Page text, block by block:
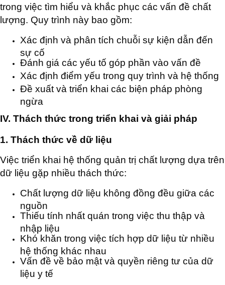
trong việc tìm hiểu và khắc phục các vấn đề chất
lượng. Quy trình này bao gồm:
Xác định và phân tích chuỗi sự kiện dẫn đến
sự cố
Đánh giá các yếu tố góp phần vào vấn đề
Xác định điểm yếu trong quy trình và hệ thống
Đề xuất và triển khai các biện pháp phòng
ngừa
IV. Thách thức trong triển khai và giải pháp
1. Thách thức về dữ liệu
Việc triển khai hệ thống quản trị chất lượng dựa trên
dữ liệu gặp nhiều thách thức:
Chất lượng dữ liệu không đồng đều giữa các
nguồn
Thiếu tính nhất quán trong việc thu thập và
nhập liệu
Khó khăn trong việc tích hợp dữ liệu từ nhiều
hệ thống khác nhau
Vấn đề về bảo mật và quyền riêng tư của dữ
liệu y tế